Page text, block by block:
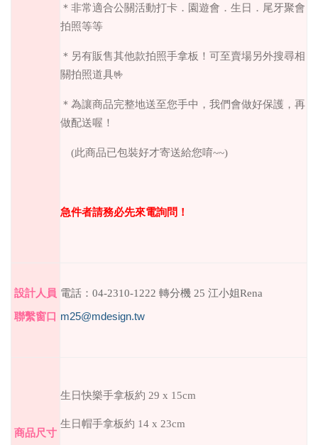
＊非常適合公關活動打卡．園遊會．生日．尾牙聚會
拍照等等
＊另有販售其他款拍照手拿板！可至賣場另外搜尋相
關拍照道具🤟
＊為讓商品完整地送至您手中，我們會做好保護，再
做配送喔！
(此商品已包裝好才寄送給您唷~~)
急件者請務必先來電詢問！
設計人員
聯繫窗口
電話： 04-2310-1222 轉分機 25 江小姐Rena
m25@mdesign.tw
商品尺寸
生日快樂手拿板約 29 x 15cm
生日帽手拿板約 14 x 23cm